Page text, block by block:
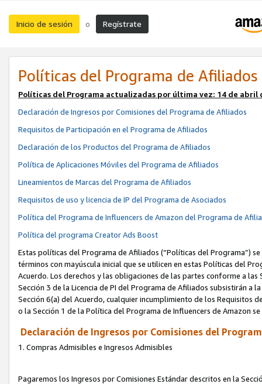
Inicio de sesión o Regístrate
Políticas del Programa de Afiliados
Políticas del Programa actualizadas por última vez: 14 de abril
Declaración de Ingresos por Comisiones del Programa de Afiliados
Requisitos de Participación en el Programa de Afiliados
Declaración de los Productos del Programa de Afiliados
Política de Aplicaciones Móviles del Programa de Afiliados
Lineamientos de Marcas del Programa de Afiliados
Requisitos de uso y licencia de IP del Programa de Asociados
Política del Programa de Influencers de Amazon del Programa de
Política del programa Creator Ads Boost
Estas políticas del Programa de Afiliados (“Políticas del Programa”)
términos con mayúscula inicial que se utilicen en estas Políticas del
Acuerdo. Los derechos y las obligaciones de las partes conforme a
Sección 3 de la Licencia de PI del Programa de Afiliados subsistirán
Sección 6(a) del Acuerdo, cualquier incumplimiento de los Requisitos
o la Sección 1 de la Política del Programa de Influencers de Amazon
Declaración de Ingresos por Comisiones del
1. Compras Admisibles e Ingresos Admisibles
Pagaremos los Ingresos por Comisiones Estándar descritos en la